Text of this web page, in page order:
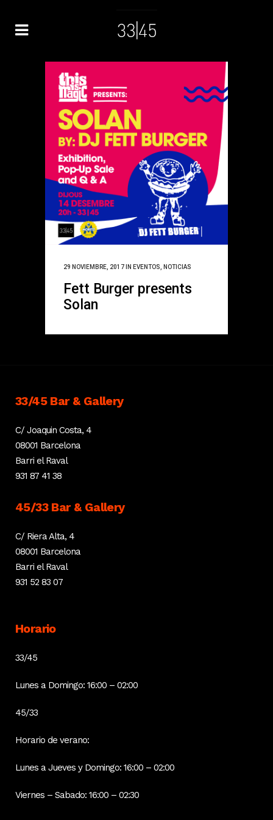
29 NOVIEMBRE, 2017 IN EVENTOS NOTICIAS
Fett Burger presents
Solan
33/45 Bar & Gallery
C/ Joaquin Costa, 4
08001 Barcelona
Barri el Raval
931 87 41 38
45/33 Bar & Gallery
C/ Riera Alta, 4
08001 Barcelona
Barri el Raval
931 52 83 07
Horario
33/45
Lunes a Domingo: 16:00 – 02:00
45/33
Horario de verano:
Lunes a Jueves y Domingo: 16:00 – 02:00
Viernes – Sabado: 16:00 – 02:30